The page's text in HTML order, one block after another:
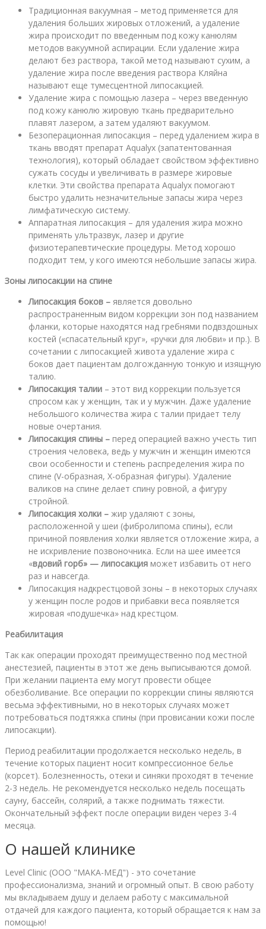
Традиционная вакуумная – метод применяется для
удаления больших жировых отложений, а удаление
жира происходит по введенным под кожу канюлям
методов вакуумной аспирации. Если удаление жира
делают без раствора, такой метод называют сухим, а
удаление жира после введения раствора Кляйна
называют еще тумесцентной липосакцией.
Удаление жира с помощью лазера – через введенную
под кожу канюлю жировую ткань предварительно
плавят лазером, а затем удаляют вакуумом.
Безоперационная липосакция – перед удалением жира в
ткань вводят препарат Aqualyx (запатентованная
технология), который обладает свойством эффективно
сужать сосуды и увеличивать в размере жировые
клетки. Эти свойства препарата Aqualyx помогают
быстро удалить незначительные запасы жира через
лимфатическую систему.
Аппаратная липосакция – для удаления жира можно
применять ультразвук, лазер и другие
физиотерапевтические процедуры. Метод хорошо
подходит тем, у кого имеются небольшие запасы жира.
Зоны липосакции на спине
Липосакция боков – является довольно
распространенным видом коррекции зон под названием
фланки, которые находятся над гребнями подвздошных
костей («спасательный круг», «ручки для любви» и пр.). В
сочетании с липосакцией живота удаление жира с
боков дает пациентам долгожданную тонкую и изящную
талию.
Липосакция талии – этот вид коррекции пользуется
спросом как у женщин, так и у мужчин. Даже удаление
небольшого количества жира с талии придает телу
новые очертания.
Липосакция спины – перед операцией важно учесть тип
строения человека, ведь у мужчин и женщин имеются
свои особенности и степень распределения жира по
спине (V-образная, Х-образная фигуры). Удаление
валиков на спине делает спину ровной, а фигуру
стройной.
Липосакция холки – жир удаляют с зоны,
расположенной у шеи (фибролипома спины), если
причиной появления холки является отложение жира, а
не искривление позвоночника. Если на шее имеется
«вдовий горб» — липосакция может избавить от него
раз и навсегда.
Липосакция надкрестцовой зоны – в некоторых случаях
у женщин после родов и прибавки веса появляется
жировая «подушечка» над крестцом.
Реабилитация
Так как операции проходят преимущественно под местной
анестезией, пациенты в этот же день выписываются домой.
При желании пациента ему могут провести общее
обезболивание. Все операции по коррекции спины являются
весьма эффективными, но в некоторых случаях может
потребоваться подтяжка спины (при провисании кожи после
липосакции).
Период реабилитации продолжается несколько недель, в
течение которых пациент носит компрессионное белье
(корсет). Болезненность, отеки и синяки проходят в течение
2-3 недель. Не рекомендуется несколько недель посещать
сауну, бассейн, солярий, а также поднимать тяжести.
Окончательный эффект после операции виден через 3-4
месяца.
О нашей клинике
Level Clinic (ООО "МАКА-МЕД") - это сочетание
профессионализма, знаний и огромный опыт. В свою работу
мы вкладываем душу и делаем работу с максимальной
отдачей для каждого пациента, который обращается к нам за
помощью!